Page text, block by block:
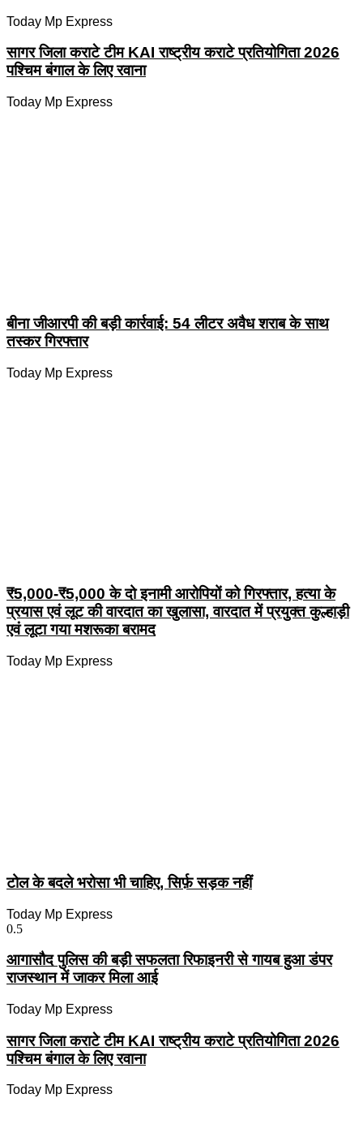
Today Mp Express
सागर जिला कराटे टीम KAI राष्ट्रीय कराटे प्रतियोगिता 2026
पश्चिम बंगाल के लिए रवाना
Today Mp Express
बीना जीआरपी की बड़ी कार्रवाई: 54 लीटर अवैध शराब के साथ
तस्कर गिरफ्तार
Today Mp Express
₹5,000-₹5,000 के दो इनामी आरोपियों को गिरफ्तार, हत्या के
प्रयास एवं लूट की वारदात का खुलासा, वारदात में प्रयुक्त कुल्हाड़ी
एवं लूटा गया मशरूका बरामद
Today Mp Express
टोल के बदले भरोसा भी चाहिए, सिर्फ़ सड़क नहीं
Today Mp Express
आगासौद पुलिस की बड़ी सफलता रिफाइनरी से गायब हुआ डंपर
राजस्थान में जाकर मिला आई
Today Mp Express
सागर जिला कराटे टीम KAI राष्ट्रीय कराटे प्रतियोगिता 2026
पश्चिम बंगाल के लिए रवाना
Today Mp Express